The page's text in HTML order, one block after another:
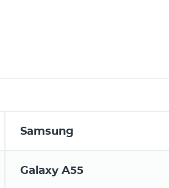
Samsung
Galaxy A55